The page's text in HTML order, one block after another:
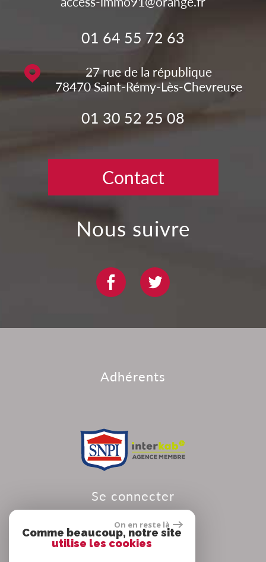
01 64 55 72 63
27 rue de la république
78470 Saint-Rémy-Lès-Chevreuse
01 30 52 25 08
Contact
nous suivre
adhérents
se connecter
On en reste là
Comme beaucoup, notre site
utilise les cookies